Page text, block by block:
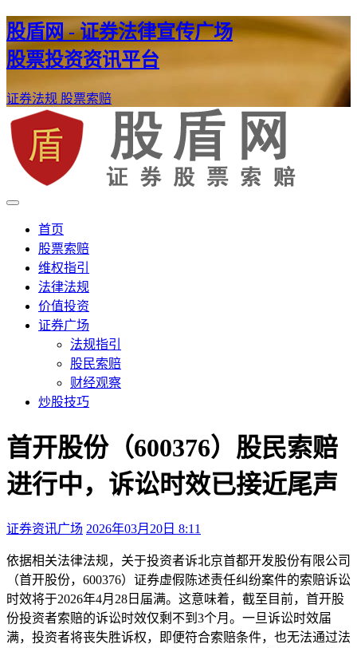
股盾网 - 证券法律宣传广场
股票投资资讯平台
证券法规 股票索赔
股盾网
证券股票维权网
首页
股票索赔
维权指引
法律法规
价值投资
证券广场
法规指引
股民索赔
财经观察
炒股技巧
首开股份（600376）股民索赔
进行中，诉讼时效已接近尾声
证券资讯广场 2026年03月20日 8:11
依据相关法律法规，关于投资者诉北京首都开发股份有限公司
（首开股份，600376）证券虚假陈述责任纠纷案件的索赔诉讼
时效将于2026年4月28日届满。这意味着，截至目前，首开股
份投资者索赔的诉讼时效仅剩不到3个月。一旦诉讼时效届
满，投资者将丧失胜诉权，即便符合索赔条件，也无法通过法